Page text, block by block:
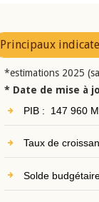
Principaux
*estimations 2025
* Date de mise à
PIB : 147 960
Taux de
Solde